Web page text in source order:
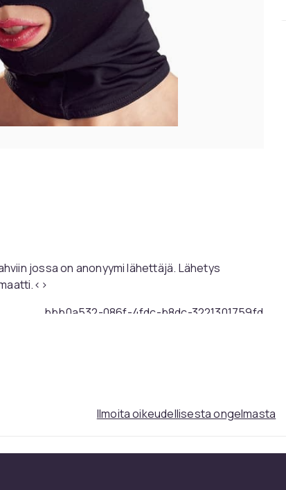
jossa on anonyymi lähettäjä. Lähetys
bbb0a532-086f-4fdc-b8dc-3221301759fd
Ilmoita oikeudellisesta ongelmasta